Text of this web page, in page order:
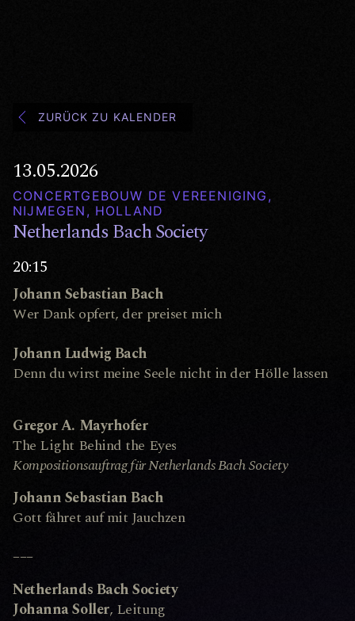
ZURÜCK ZU KALENDER
13.05.2026
CONCERTGEBOUW DE VEREENIGING,
NIJMEGEN, HOLLAND
Netherlands Bach Society
20:15
Johann Sebastian Bach
Wer Dank opfert, der preiset mich
Johann Ludwig Bach
Denn du wirst meine Seele nicht in der Hölle lassen
Gregor A. Mayrhofer
The Light Behind the Eyes
Kompositionsauftrag für Netherlands Bach Society
Johann Sebastian Bach
Gott fähret auf mit Jauchzen
–––
Netherlands Bach Society
Johanna Soller, Leitung